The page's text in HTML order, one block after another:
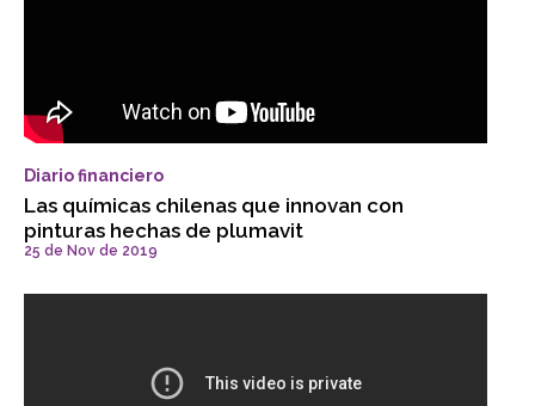
Diario financiero
Las químicas chilenas que innovan con
pinturas hechas de plumavit
25 de Nov de 2019